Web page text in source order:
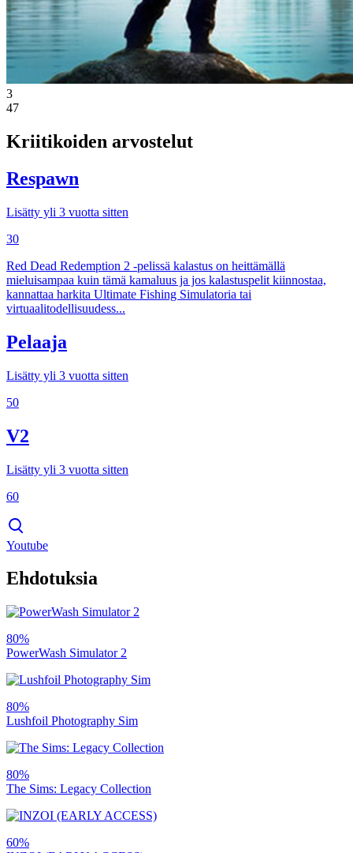
3
47
Kriitikoiden arvostelut
Respawn
Lisätty yli 3 vuotta sitten
30
Red Dead Redemption 2 -pelissä kalastus on heittämällä
mieluisampaa kuin tämä kamaluus ja jos kalastuspelit kiinnostaa,
kannattaa harkita Ultimate Fishing Simulatoria tai
virtuaalitodellisuudess...
Pelaaja
Lisätty yli 3 vuotta sitten
50
V2
Lisätty yli 3 vuotta sitten
60
Youtube
Ehdotuksia
80%
PowerWash Simulator 2
80%
Lushfoil Photography Sim
80%
The Sims: Legacy Collection
60%